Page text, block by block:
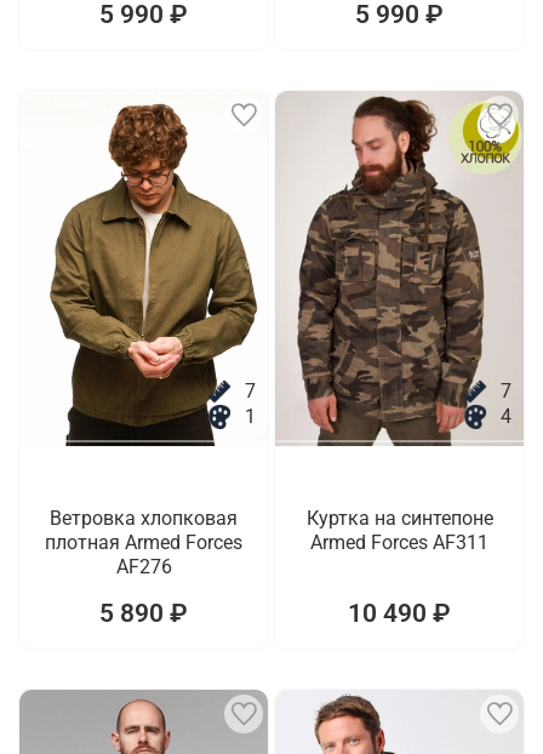
5 990 ₽ 5 990 ₽
7
1
Ветровка хлопковая
плотная Armed Forces
AF276
5 890 ₽
7
4
Куртка на синтепоне
Armed Forces AF311
10 490 ₽